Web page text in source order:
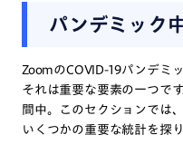
パンデミック
ZoomのCOVID-19パンデミ
それは重要な要素の一つです
間中。このセクションでは
いくつかの重要な統計を探り